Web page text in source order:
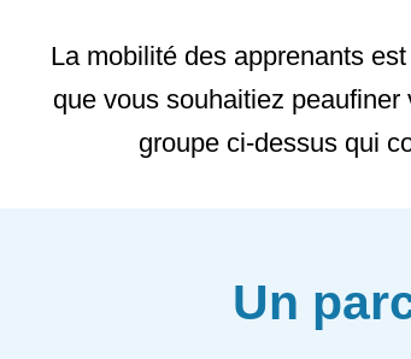
La mobilité des apprenants
que vous souhaitiez
groupe ci-dessus qui
Un